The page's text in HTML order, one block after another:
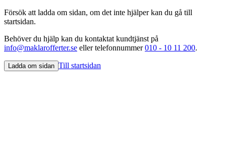
Försök att ladda om sidan, om det inte hjälper kan du gå till
startsidan.
Behöver du hjälp kan du kontaktat kundtjänst på
info@maklarofferter.se eller telefonnummer010 - 10 11 200.
Ladda om sidan Till startsidan